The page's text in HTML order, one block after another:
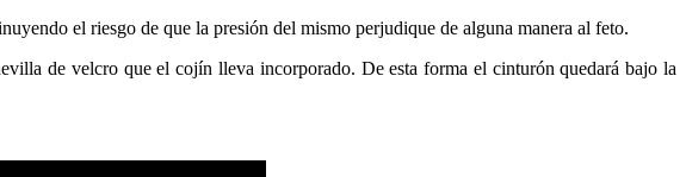
el riesgo de que la presión del mismo perjudique de alguna manera al feto.
de velcro que el cojín lleva incorporado. De esta forma el cinturón quedará bajo la